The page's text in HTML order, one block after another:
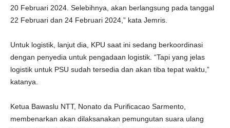
20 Februari 2024. Selebihnya, akan berlangsung pada tanggal
22 Februari dan 24 Februari 2024,” kata Jemris.
Untuk logistik, lanjut dia, KPU saat ini sedang berkoordinasi
dengan penyedia untuk pengadaan logistik. “Tapi yang jelas
logistik untuk PSU sudah tersedia dan akan tiba tepat waktu,”
katanya.
Ketua Bawaslu NTT, Nonato da Purificacao Sarmento,
membenarkan akan dilaksanakan pemungutan suara ulang